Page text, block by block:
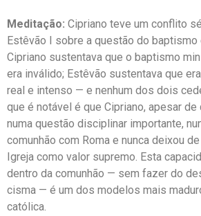
Meditação: Cipriano teve um conflito
Estêvão I sobre a questão do
Cipriano sustentava que o baptismo
era inválido; Estêvão sustentava que
real e intenso — e nenhum dos dois
que é notável é que Cipriano, apesar
numa questão disciplinar importante,
comunhão com Roma e nunca deixou
Igreja como valor supremo. Esta
dentro da comunhão — sem fazer do
cisma — é um dos modelos mais
católica.